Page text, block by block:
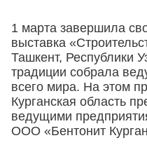
1 марта завершила
выставка
Ташкент, Республики
традиции собрала
всего мира. На этом
Курганская область
ведущими
ООО «Бентонит